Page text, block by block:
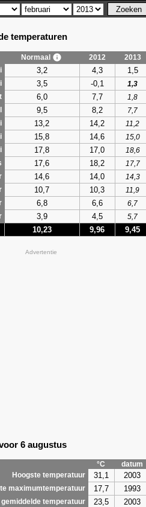
temperaturen
Normaal 2012
2013
3,2 4,3 1,5
3,5 -0,1
1,3
6,0 7,7
1,8
9,5 8,2
7,7
13,2 14,2
11,2
15,8 14,6
15,0
17,8 17,0
18,6
17,6 18,2
17,7
14,6 14,0
14,3
10,7 10,3
11,9
6,8 6,6
6,7
3,9 4,5 5,7
10,23 9,96 9,45
Advertentie
6 augustus
°C
datum
Hoogste temperatuur
31,1 2003
maximumtemperatuur 17,7 1993
gemiddelde temperatuur 23,5 2003